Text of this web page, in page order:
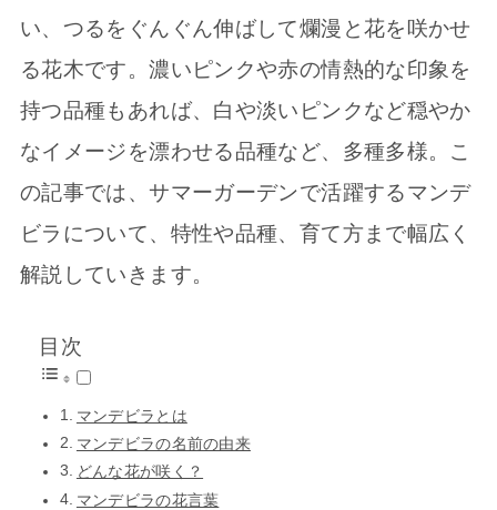
い、つるをぐんぐん伸ばして爛漫と花を咲かせ
る花木です。濃いピンクや赤の情熱的な印象を
持つ品種もあれば、白や淡いピンクなど穏やか
なイメージを漂わせる品種など、多種多様。こ
の記事では、サマーガーデンで活躍するマンデ
ビラについて、特性や品種、育て方まで幅広く
解説していきます。
目次
マンデビラとは
マンデビラの名前の由来
どんな花が咲く？
マンデビラの花言葉